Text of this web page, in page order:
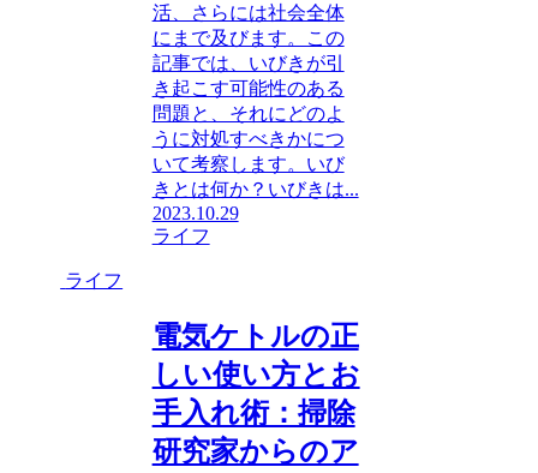
活、さらには社会全体
にまで及びます。この
記事では、いびきが引
き起こす可能性のある
問題と、それにどのよ
うに対処すべきかにつ
いて考察します。いび
きとは何か？いびきは...
2023.10.29
ライフ
ライフ
電気ケトルの正
しい使い方とお
手入れ術：掃除
研究家からのア